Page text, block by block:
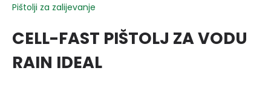
Pištolji za zalijevanje
CELL-FAST PIŠTOLJ ZA VODU
RAIN IDEAL